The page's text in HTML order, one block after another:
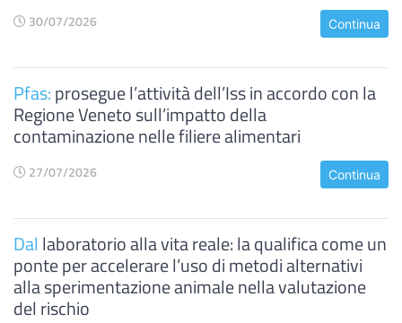
30/07/2026 Continua
Pfas:prosegue l’attività dell’Iss in accordo con la
Regione Veneto sull’impatto della
contaminazione nelle filiere alimentari
27/07/2026 Continua
Dal laboratorio alla vita reale: la qualifica come un
ponte per accelerare l’uso di metodi alternativi
alla sperimentazione animale nella valutazione
del rischio